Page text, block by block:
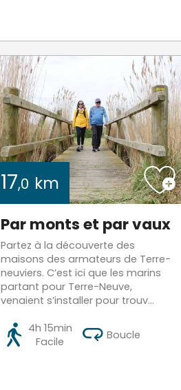
17,0 km
Par monts et par vaux
Partez à la découverte des
maisons des armateurs de Terre-
neuviers. C’est ici que les marins
partant pour Terre-Neuve,
venaient s’installer pour trouv...
4h 15min
Facile
Boucle